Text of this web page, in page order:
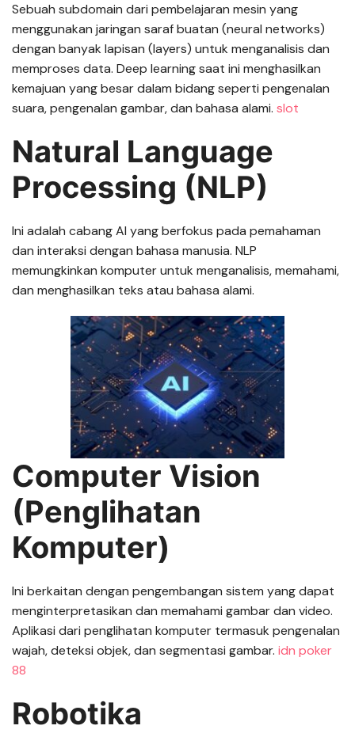
Sebuah subdomain dari pembelajaran mesin yang
menggunakan jaringan saraf buatan (neural networks)
dengan banyak lapisan (layers) untuk menganalisis dan
memproses data. Deep learning saat ini menghasilkan
kemajuan yang besar dalam bidang seperti pengenalan
suara, pengenalan gambar, dan bahasa alami. slot
Natural Language
Processing (NLP)
Ini adalah cabang AI yang berfokus pada pemahaman
dan interaksi dengan bahasa manusia. NLP
memungkinkan komputer untuk menganalisis, memahami,
dan menghasilkan teks atau bahasa alami.
Computer Vision
(Penglihatan
Komputer)
Ini berkaitan dengan pengembangan sistem yang dapat
menginterpretasikan dan memahami gambar dan video.
Aplikasi dari penglihatan komputer termasuk pengenalan
wajah, deteksi objek, dan segmentasi gambar. idn poker
88
Robotika